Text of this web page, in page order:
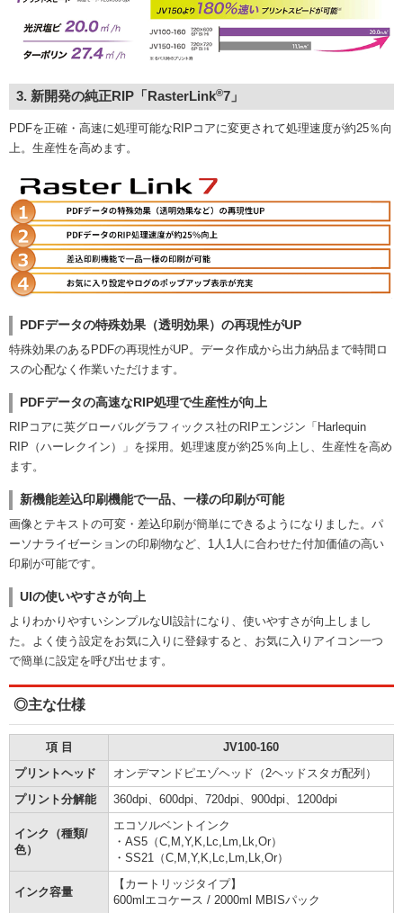
3. 新開発の純正RIP「RasterLink®7」
PDFを正確・高速に処理可能なRIPコアに変更されて処理速度が約25％向
上。生産性を高めます。
PDFデータの特殊効果（透明効果）の再現性がUP
特殊効果のあるPDFの再現性がUP。データ作成から出力納品まで時間ロ
スの心配なく作業いただけます。
PDFデータの高速なRIP処理で生産性が向上
RIPコアに英グローバルグラフィックス社のRIPエンジン「Harlequin
RIP（ハーレクイン）」を採用。処理速度が約25％向上し、生産性を高め
ます。
新機能差込印刷機能で一品、一様の印刷が可能
画像とテキストの可変・差込印刷が簡単にできるようになりました。パ
ーソナライゼーションの印刷物など、1人1人に合わせた付加価値の高い
印刷が可能です。
UIの使いやすさが向上
よりわかりやすいシンプルなUI設計になり、使いやすさが向上しまし
た。よく使う設定をお気に入りに登録すると、お気に入りアイコン一つ
で簡単に設定を呼び出せます。
◎主な仕様
項 目
JV100-160
プリントヘッド
オンデマンドピエゾヘッド（2ヘッドスタガ配列）
プリント分解能
360dpi、600dpi、720dpi、900dpi、1200dpi
インク（種類/
色）
エコソルベントインク
・AS5（C,M,Y,K,Lc,Lm,Lk,Or）
・SS21（C,M,Y,K,Lc,Lm,Lk,Or）
インク容量
【カートリッジタイプ】
600mlエコケース / 2000ml MBISパック